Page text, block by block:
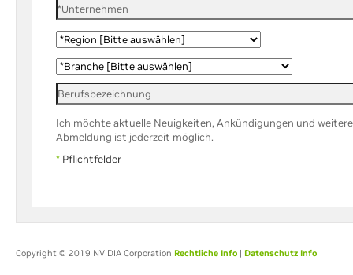
Ich möchte aktuelle Neuigkeiten, Ankündigungen und
Abmeldung ist jederzeit möglich.
* Pflichtfelder
Copyright © 2019 NVIDIA Corporation Rechtliche Info | Datenschutz Info